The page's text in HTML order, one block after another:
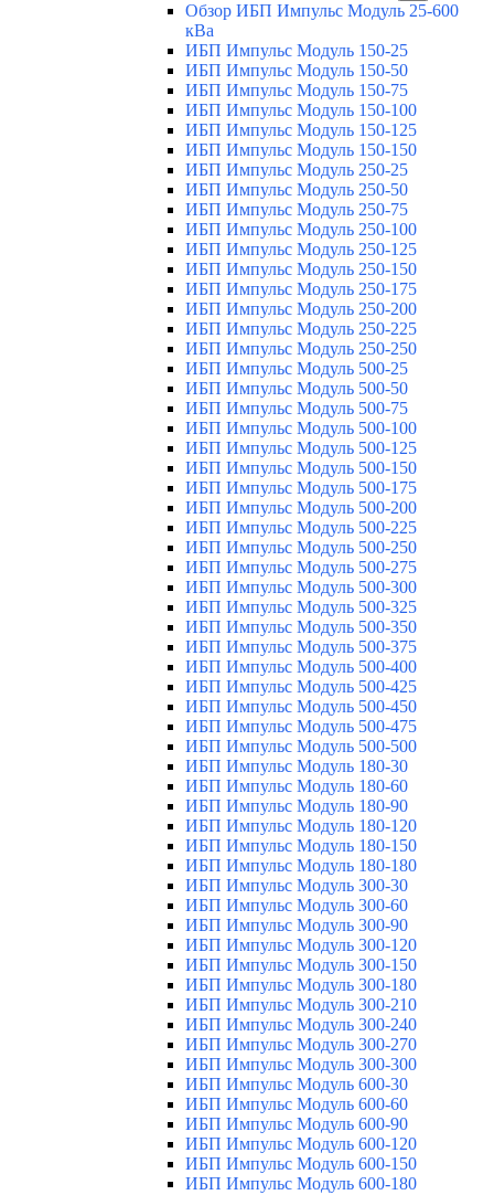
Обзор ИБП Импульс Модуль 25-600
кВа
ИБП Импульс Модуль 150-25
ИБП Импульс Модуль 150-50
ИБП Импульс Модуль 150-75
ИБП Импульс Модуль 150-100
ИБП Импульс Модуль 150-125
ИБП Импульс Модуль 150-150
ИБП Импульс Модуль 250-25
ИБП Импульс Модуль 250-50
ИБП Импульс Модуль 250-75
ИБП Импульс Модуль 250-100
ИБП Импульс Модуль 250-125
ИБП Импульс Модуль 250-150
ИБП Импульс Модуль 250-175
ИБП Импульс Модуль 250-200
ИБП Импульс Модуль 250-225
ИБП Импульс Модуль 250-250
ИБП Импульс Модуль 500-25
ИБП Импульс Модуль 500-50
ИБП Импульс Модуль 500-75
ИБП Импульс Модуль 500-100
ИБП Импульс Модуль 500-125
ИБП Импульс Модуль 500-150
ИБП Импульс Модуль 500-175
ИБП Импульс Модуль 500-200
ИБП Импульс Модуль 500-225
ИБП Импульс Модуль 500-250
ИБП Импульс Модуль 500-275
ИБП Импульс Модуль 500-300
ИБП Импульс Модуль 500-325
ИБП Импульс Модуль 500-350
ИБП Импульс Модуль 500-375
ИБП Импульс Модуль 500-400
ИБП Импульс Модуль 500-425
ИБП Импульс Модуль 500-450
ИБП Импульс Модуль 500-475
ИБП Импульс Модуль 500-500
ИБП Импульс Модуль 180-30
ИБП Импульс Модуль 180-60
ИБП Импульс Модуль 180-90
ИБП Импульс Модуль 180-120
ИБП Импульс Модуль 180-150
ИБП Импульс Модуль 180-180
ИБП Импульс Модуль 300-30
ИБП Импульс Модуль 300-60
ИБП Импульс Модуль 300-90
ИБП Импульс Модуль 300-120
ИБП Импульс Модуль 300-150
ИБП Импульс Модуль 300-180
ИБП Импульс Модуль 300-210
ИБП Импульс Модуль 300-240
ИБП Импульс Модуль 300-270
ИБП Импульс Модуль 300-300
ИБП Импульс Модуль 600-30
ИБП Импульс Модуль 600-60
ИБП Импульс Модуль 600-90
ИБП Импульс Модуль 600-120
ИБП Импульс Модуль 600-150
ИБП Импульс Модуль 600-180